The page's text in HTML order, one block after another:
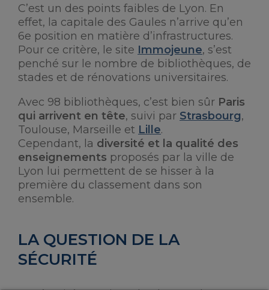
C’est un des points faibles de Lyon. En
effet, la capitale des Gaules n’arrive qu’en
6e position en matière d’infrastructures.
Pour ce critère, le site Immojeune, s’est
penché sur le nombre de bibliothèques, de
stades et de rénovations universitaires.
Avec 98 bibliothèques, c’est bien sûr Paris
qui arrivent en tête, suivi par Strasbourg,
Toulouse, Marseille et Lille.
Cependant, la diversité et la qualité des
enseignements proposés par la ville de
Lyon lui permettent de se hisser à la
première du classement dans son
ensemble.
LA QUESTION DE LA
SÉCURITÉ